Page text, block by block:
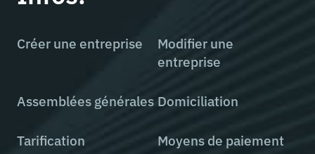
Créer une entreprise
Modifier une
entreprise
Assemblées générales Domiciliation
Tarification Moyens de paiement